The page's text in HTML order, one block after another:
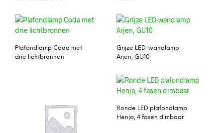
Plafondlamp Coda met
drie lichtbronnen
Grijze LED-wandlamp
Arjen, GU10
Ronde LED plafondlamp
Henja, 4 fasen dimbaar